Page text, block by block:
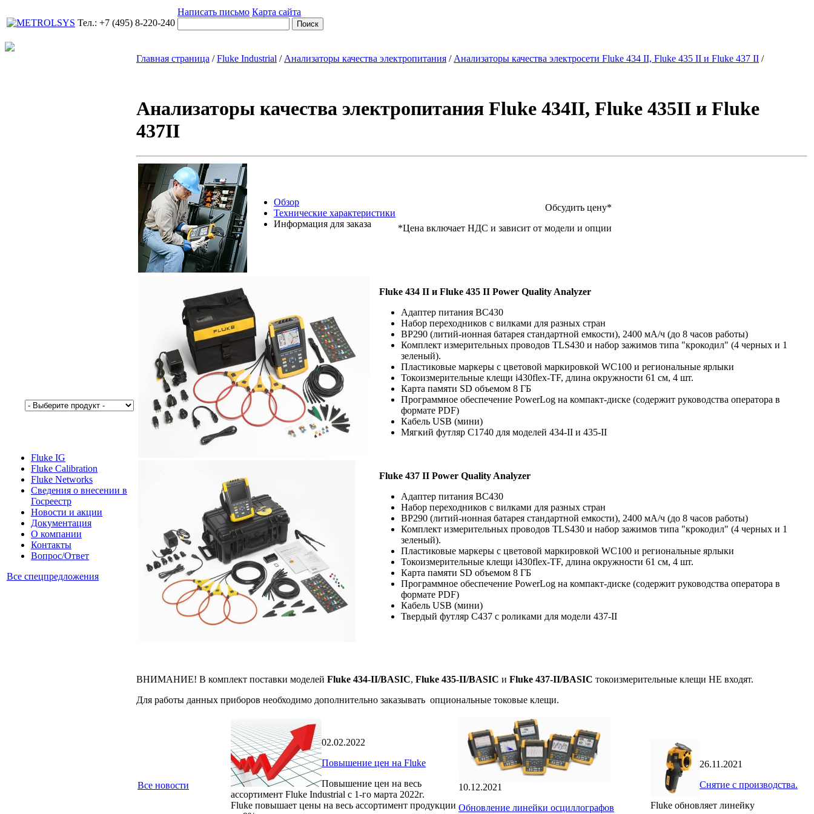
Тел.: +7 (495) 8-220-240
Написать письмо Карта сайта
Fluke IG
Fluke Calibration
Fluke Networks
Сведения о внесении в
Госреестр
Новости и акции
Документация
О компании
Контакты
Вопрос/Ответ
Все спецпредложения
Главная страница /Fluke Industrial / Анализаторы качества электропитания / Анализаторы качества электросети Fluke 434 II, Fluke 435 II и Fluke 437 II /
Анализаторы качества электропитания Fluke 434II, Fluke 435II и Fluke
437II
Обзор
Технические характеристики
Информация для заказа
Обсудить цену*
*Цена включает НДС и зависит от модели и опции
Fluke 434 II и Fluke 435 II Power Quality Analyzer
Адаптер питания BC430
Набор переходников с вилками для разных стран
BP290 (литий-ионная батарея стандартной емкости), 2400 мА/ч (до 8 часов работы)
Комплект измерительных проводов TLS430 и набор зажимов типа "крокодил" (4 черных и 1
зеленый).
Пластиковые маркеры с цветовой маркировкой WC100 и региональные ярлыки
Токоизмерительные клещи i430flex-TF, длина окружности 61 см, 4 шт.
Карта памяти SD объемом 8 ГБ
Программное обеспечение PowerLog на компакт-диске (содержит руководства оператора в
формате PDF)
Кабель USB (мини)
Мягкий футляр C1740 для моделей 434-II и 435-II
Fluke 437 II Power Quality Analyzer
Адаптер питания BC430
Набор переходников с вилками для разных стран
BP290 (литий-ионная батарея стандартной емкости), 2400 мА/ч (до 8 часов работы)
Комплект измерительных проводов TLS430 и набор зажимов типа "крокодил" (4 черных и 1
зеленый).
Пластиковые маркеры с цветовой маркировкой WC100 и региональные ярлыки
Токоизмерительные клещи i430flex-TF, длина окружности 61 см, 4 шт.
Карта памяти SD объемом 8 ГБ
Программное обеспечение PowerLog на компакт-диске (содержит руководства оператора в
формате PDF)
Кабель USB (мини)
Твердый футляр C437 с роликами для модели 437-II
ВНИМАНИЕ! В комплект поставки моделей Fluke 434-II/BASIC, Fluke 435-II/BASIC и Fluke 437-II/BASIC токоизмерительные клещи НЕ входят.
Для работы данных приборов необходимо дополнительно заказывать опциональные токовые клещи.
Все новости
02.02.2022
Повышение цен на Fluke
Повышение цен на весь
ассортимент Fluke Industrial с 1-го марта 2022г.
Fluke повышает цены на весь ассортимент продукции
10.12.2021
Обновление линейки осциллографов
26.11.2021
Снятие с производства.
Fluke обновляет линейку